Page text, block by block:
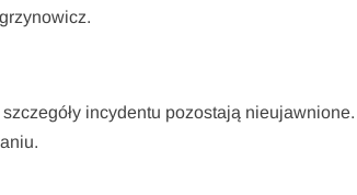
incydentu pozostają